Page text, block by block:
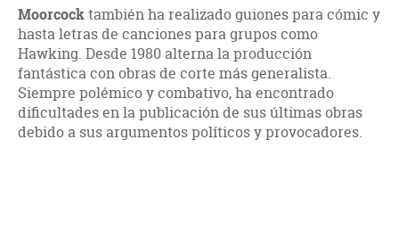
Moorcocktambién ha realizado guiones para cómic y
hasta letras de canciones para grupos como
Hawking. Desde 1980 alterna la producción
fantástica con obras de corte más generalista.
Siempre polémico y combativo, ha encontrado
dificultades en la publicación de sus últimas obras
debido a sus argumentos políticos y provocadores.